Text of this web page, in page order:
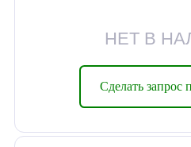
НЕТ В
Сделать запрос